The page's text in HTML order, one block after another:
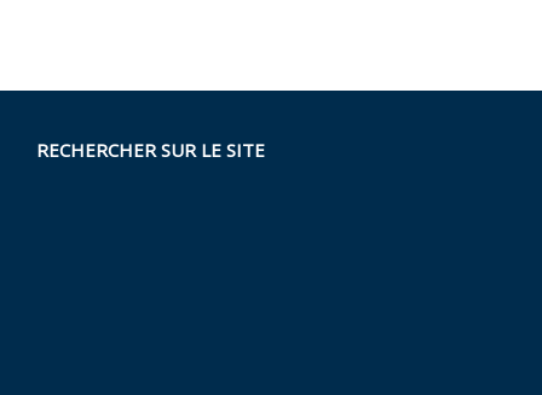
RECHERCHER SUR LE SITE